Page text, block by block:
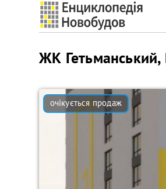
ЖК Гетьманський,